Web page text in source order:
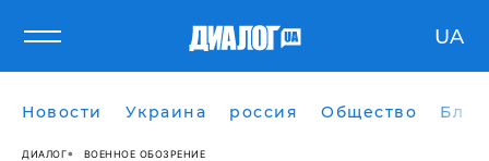
UA
Новости Украина россия Общество
ДИАЛОГ ВОЕННОЕ ОБОЗРЕНИЕ